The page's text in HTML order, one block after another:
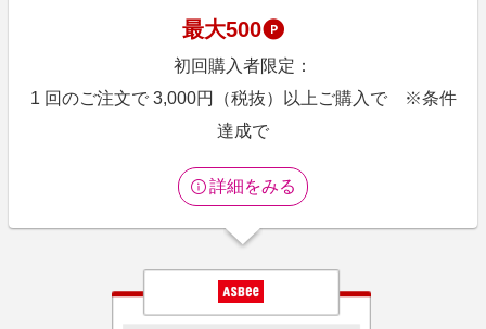
Apple公式サイト×楽天カード分割払い
Samsung ボーナスキャンペーン
最大500
初回購入者限定：
1 回のご注文で 3,000円（税抜）以上ご購入で ※条件
達成で
詳細をみる